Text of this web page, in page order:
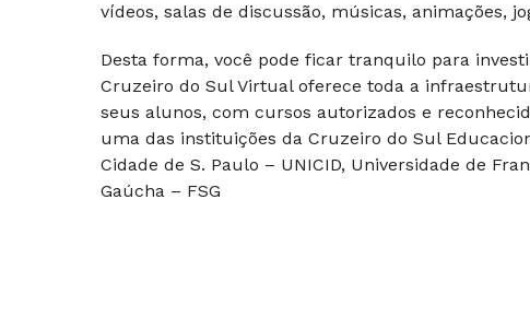
vídeos, salas de discussão, músicas, animações,
Desta forma, você pode ficar tranquilo para
Cruzeiro do Sul Virtual oferece toda a
seus alunos, com cursos autorizados e
uma das instituições da Cruzeiro do Sul
Cidade de S. Paulo – UNICID, Universidade de
Gaúcha – FSG